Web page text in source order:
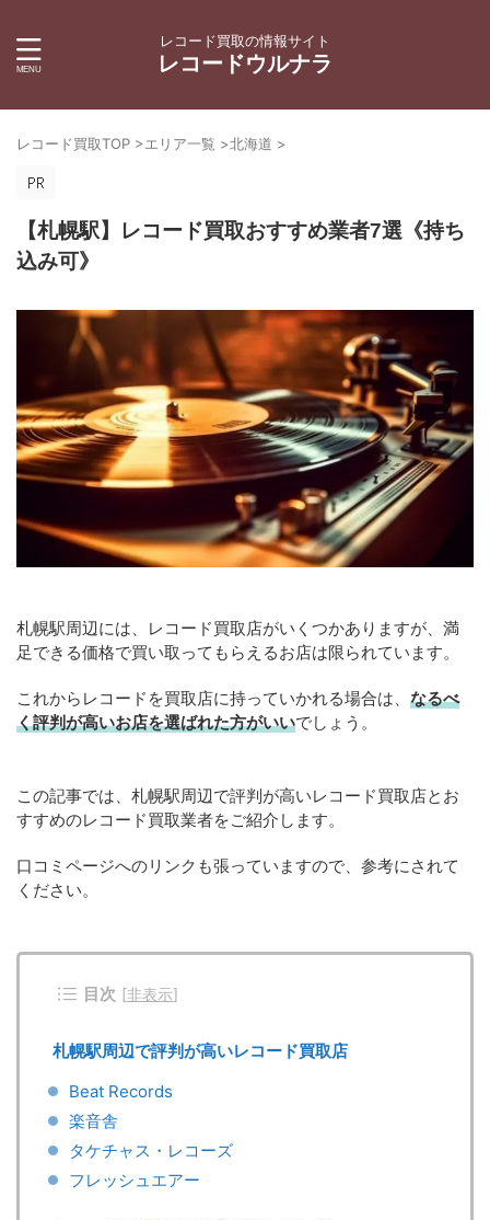
レコード買取の情報サイト
レコードウルナラ
レコード買取TOP >エリア一覧 >北海道 >
【札幌駅】レコード買取おすすめ業者7選《持ち
込み可》
札幌駅周辺には、レコード買取店がいくつかありますが、満
足できる価格で買い取ってもらえるお店は限られています。
これからレコードを買取店に持っていかれる場合は、 なるべ
く評判が高いお店を選ばれた方がいいでしょう。
この記事では、札幌駅周辺で評判が高いレコード買取店とお
すすめのレコード買取業者をご紹介します。
口コミページへのリンクも張っていますので、参考にされて
ください。
目次 [非表示]
札幌駅周辺で評判が高いレコード買取店
Beat Records
楽音舎
タケチャス・レコーズ
フレッシュエアー